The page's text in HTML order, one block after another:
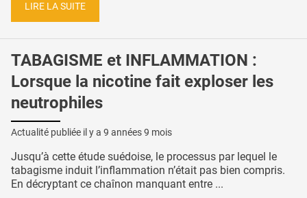
LIRE LA SUITE
TABAGISME et INFLAMMATION :
Lorsque la nicotine fait exploser les
neutrophiles
Actualité publiée il y a 9 années 9 mois
Jusqu’à cette étude suédoise, le processus par lequel le
tabagisme induit l’inflammation n’était pas bien compris.
En décryptant ce chaînon manquant entre ...